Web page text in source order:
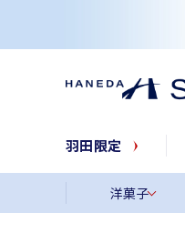
羽田限定
洋菓子